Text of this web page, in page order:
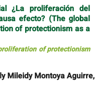
¿La proliferación del
efecto? (The global
of protectionism as a
of protectionism
Mileidy Montoya Aguirre,